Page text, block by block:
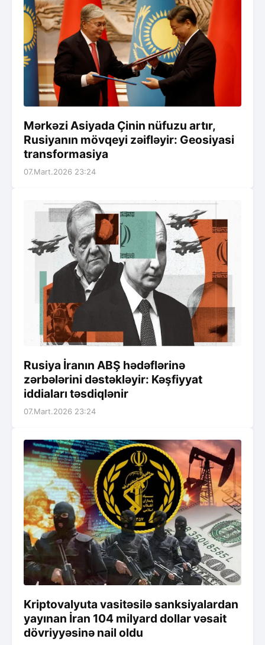
Mərkəzi Asiyada Çinin nüfuzu artır,
Rusiyanın mövqeyi zəifləyir: Geosiyasi
transformasiya
07.Mart.2026 23:24
Rusiya İranın ABŞ hədəflərinə
zərbələrini dəstəkləyir: Kəşfiyyat
iddiaları təsdiqlənir
07.Mart.2026 23:24
Kriptovalyuta vasitəsilə sanksiyalardan
yayınan İran 104 milyard dollar vəsait
dövriyyəsinə nail oldu